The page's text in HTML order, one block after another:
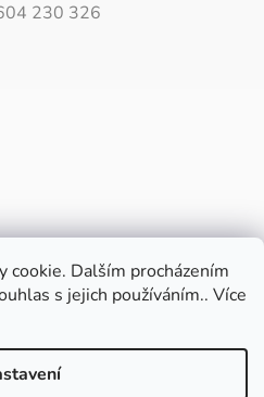
cookie. Dalším procházením
s jejich používáním.. Více
srpna bude náš
230 326